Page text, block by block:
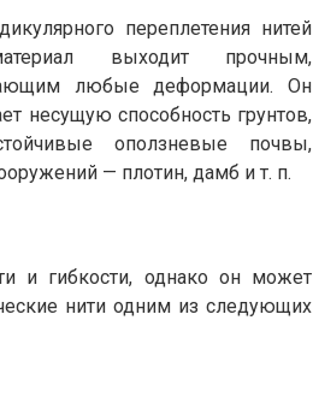
переплетения нитей
выходит прочным,
любые деформации. Он
несущую способность грунтов,
оползневые почвы,
— плотин, дамб и т. п.
и гибкости, однако он может
нити одним из следующих